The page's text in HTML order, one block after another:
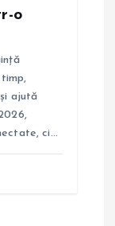
o
ajută
ci…